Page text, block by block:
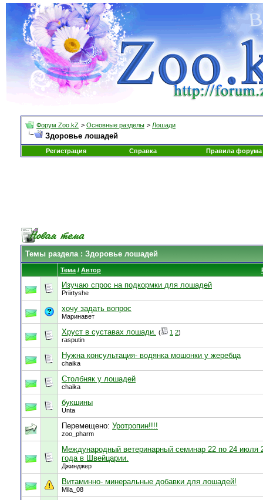
Форум Zoo.kZ > Основные разделы > Лошади
Здоровье лошадей
Регистрация Справка Правила форума
Темы раздела: Здоровье лошадей
Тема / Автор
Изучаю спрос на подкормки для лошадей
Priirtyshe
хочу задать вопрос
Маринавет
Хруст в суставах лошади. ( 1 2)
rasputin
Нужна консультация- водянка мошонки у жеребца
chaika
Столбняк у лошадей
chaika
букшины
Unta
Перемещено: Уротропин!!!!
zoo_pharm
Международный ветеринарный семинар 22 по 24 июля
года в Швейцарии.
Джинджер
Витаминно- минеральные добавки для лошадей!
Mila_08